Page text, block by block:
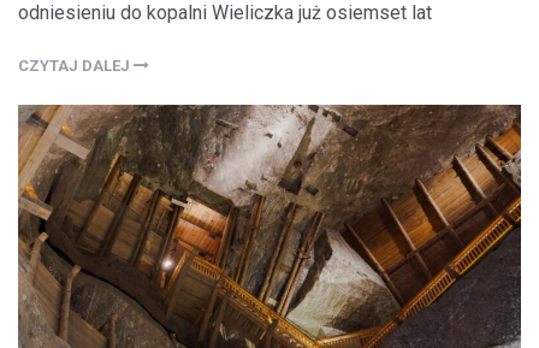
odniesieniu do kopalni Wieliczka już osiemset lat
CZYTAJ DALEJ